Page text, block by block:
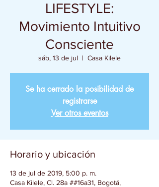
LIFESTYLE:
Movimiento Intuitivo
Consciente
sáb, 13 de jul
  |
Casa Kilele
Se ha cerrado la posibilidad de
registrarse
Ver otros eventos
Horario y ubicación
13 de jul de 2019, 5:00 p. m.
Casa Kilele, Cl. 28a ##16a31, Bogotá,